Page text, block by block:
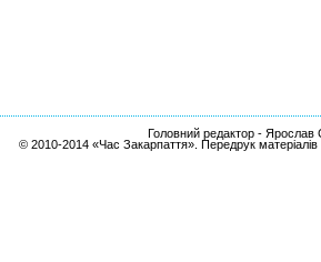
Головний редактор - Ярослав
© 2010-2014 «Час Закарпаття». Передрук